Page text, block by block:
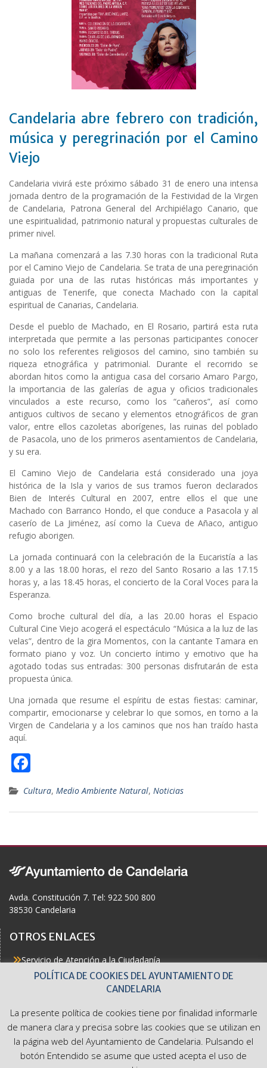
Candelaria abre febrero con tradición,
música y peregrinación por el Camino
Viejo
Candelaria vivirá este próximo sábado 31 de enero una intensa
jornada dentro de la programación de la Festividad de la Virgen
de Candelaria, Patrona General del Archipiélago Canario, que
une espiritualidad, patrimonio natural y propuestas culturales de
primer nivel.
La mañana comenzará a las 7.30 horas con la tradicional Ruta
por el Camino Viejo de Candelaria. Se trata de una peregrinación
guiada por una de las rutas históricas más importantes y
antiguas de Tenerife, que conecta Machado con la capital
espiritual de Canarias, Candelaria.
Desde el pueblo de Machado, en El Rosario, partirá esta ruta
interpretada que permite a las personas participantes conocer
no solo los referentes religiosos del camino, sino también su
riqueza etnográfica y patrimonial. Durante el recorrido se
abordan hitos como la antigua casa del corsario Amaro Pargo,
la importancia de las galerías de agua y oficios tradicionales
vinculados a este recurso, como los “cañeros”, así como
antiguos cultivos de secano y elementos etnográficos de gran
valor, entre ellos cazoletas aborígenes, las ruinas del poblado
de Pasacola, uno de los primeros asentamientos de Candelaria,
y su era.
El Camino Viejo de Candelaria está considerado una joya
histórica de la Isla y varios de sus tramos fueron declarados
Bien de Interés Cultural en 2007, entre ellos el que une
Machado con Barranco Hondo, el que conduce a Pasacola y al
caserío de La Jiménez, así como la Cueva de Añaco, antiguo
refugio aborigen.
La jornada continuará con la celebración de la Eucaristía a las
8.00 y a las 18.00 horas, el rezo del Santo Rosario a las 17.15
horas y, a las 18.45 horas, el concierto de la Coral Voces para la
Esperanza.
Como broche cultural del día, a las 20.00 horas el Espacio
Cultural Cine Viejo acogerá el espectáculo “Música a la luz de las
velas”, dentro de la gira Momentos, con la cantante Tamara en
formato piano y voz. Un concierto íntimo y emotivo que ha
agotado todas sus entradas: 300 personas disfrutarán de esta
propuesta única.
Una jornada que resume el espíritu de estas fiestas: caminar,
compartir, emocionarse y celebrar lo que somos, en torno a la
Virgen de Candelaria y a los caminos que nos han traído hasta
aquí.
ac
e
b
o
k
Cultura, Medio Ambiente Natural, Noticias
Avda. Constitución 7. Tel: 922 500 800
38530 Candelaria
OTROS ENLACES
Servicio de Atención a la Ciudadanía
Actualidad
Buzón del Ciudadano
Accesibilidad
POLÍTICA DE COOKIES DEL AYUNTAMIENTO DE
CANDELARIA
La presente política de cookies tiene por finalidad informarle
de manera clara y precisa sobre las cookies que se utilizan en
la página web del Ayuntamiento de Candelaria. Pulsando el
botón Entendido se asume que usted acepta el uso de